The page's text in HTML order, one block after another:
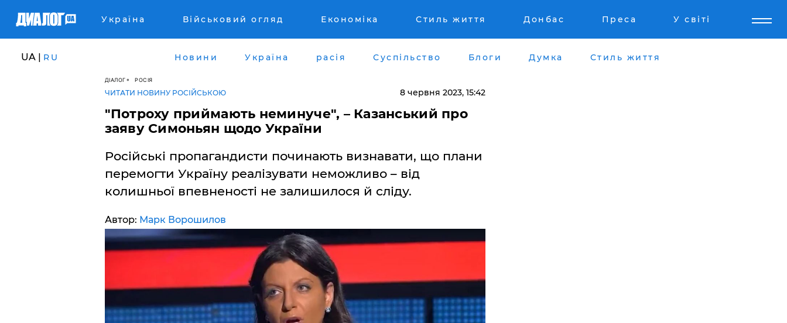
Україна Військовий огляд Економіка Стиль життя Донбас Преса У світі
UA | RU Новини Україна расія Суспільство Блоги Думка Стиль життя
ДІАЛОГ РОСІЯ
ЧИТАТИ НОВИНУ РОСІЙСЬКОЮ 8 червня 2023, 15:42
"Потроху приймають неминуче", – Казанський про
заяву Симоньян щодо України
Російські пропагандисти починають визнавати, що плани
перемогти Україну реалізувати неможливо – від
колишньої впевненості не залишилося й сліду.
Автор: Марк Ворошилов